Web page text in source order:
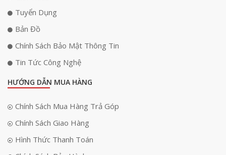
Tuyển Dụng
Bản Đồ
Chính Sách Bảo Mật Thông Tin
Tin Tức Công Nghệ
HƯỚNG DẪN MUA HÀNG
Chính Sách Mua Hàng Trả Góp
Chính Sách Giao Hàng
Hình Thức Thanh Toán